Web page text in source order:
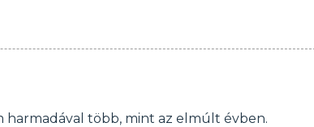
harmadával több, mint az elmúlt évben.